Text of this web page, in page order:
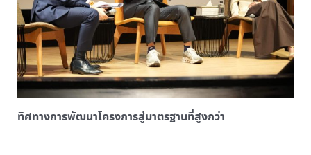
ทิศทางการพัฒนาโครงการสู่มาตรฐานที่สูงกว่า